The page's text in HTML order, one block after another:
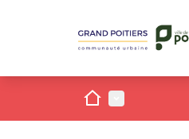
AccueilMenu principal